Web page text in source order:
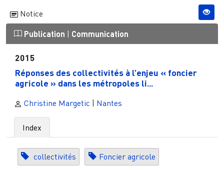
Notice
Publication | Communication
2015
Réponses des collectivités à l’enjeu « foncier
agricole » dans les métropoles li...
Christine Margetic | Nantes
Index
collectivités Foncier agricole